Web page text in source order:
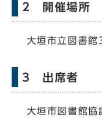
2 開催場所
大垣市立図書
3 出席者
大垣市図書館